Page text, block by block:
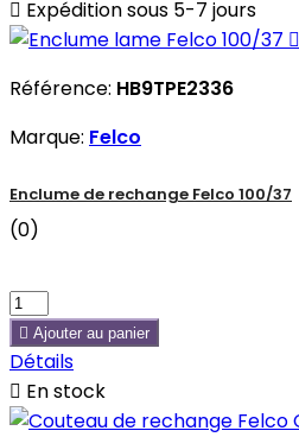
 Expédition sous 5-7 jours

Référence: HB9TPE2336
Marque: Felco
Enclume de rechange Felco 100/37
(0)
 Ajouter au panier
Détails
 En stock